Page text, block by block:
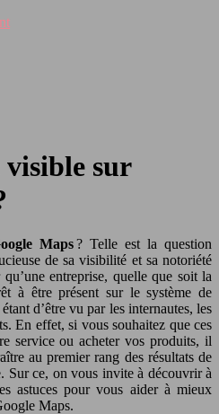
sur
Maps? Telle est la question
de sa visibilité et sa notoriété
entreprise, quelle que soit la
à être présent sur le système de
d’être vu par les internautes, les
En effet, si vous souhaitez que ces
service ou acheter vos produits, il
au premier rang des résultats de
Sur ce, on vous invite à découvrir à
astuces pour vous aider à mieux
Maps.